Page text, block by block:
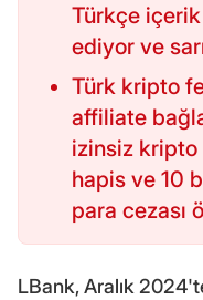
Türkçe
ediyor ve
Türk kripto
affiliate
izinsiz kripto
hapis ve 10
para cezası
LBank, Aralık